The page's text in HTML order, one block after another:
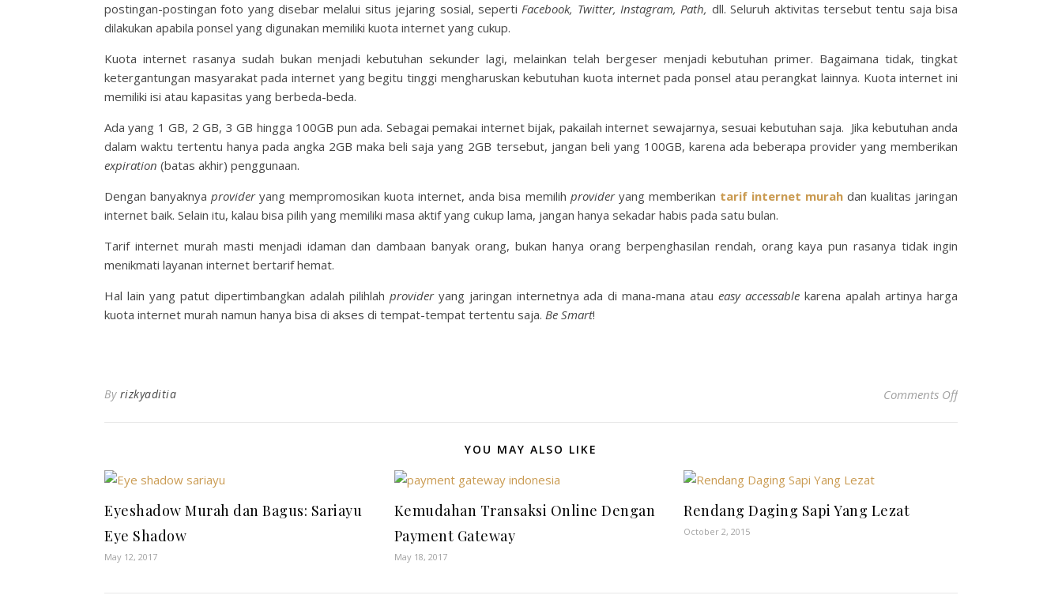
postingan-postingan foto yang disebar melalui situs jejaring sosial, sepertiFacebook, Twitter, Instagram, Path, dll. Seluruh aktivitas tersebut tentu saja bisa
dilakukan apabila ponsel yang digunakan memiliki kuota internet yang cukup.
Kuota internet rasanya sudah bukan menjadi kebutuhan sekunder lagi, melainkan telah bergeser menjadi kebutuhan primer. Bagaimana tidak, tingkat
ketergantungan masyarakat pada internet yang begitu tinggi mengharuskan kebutuhan kuota internet pada ponsel atau perangkat lainnya. Kuota internet ini
memiliki isi atau kapasitas yang berbeda-beda.
Ada yang 1 GB, 2 GB, 3 GB hingga 100GB pun ada. Sebagai pemakai internet bijak, pakailah internet sewajarnya, sesuai kebutuhan saja. Jika kebutuhan anda
dalam waktu tertentu hanya pada angka 2GB maka beli saja yang 2GB tersebut, jangan beli yang 100GB, karena ada beberapa provider yang memberikan
expiration (batas akhir) penggunaan.
Dengan banyaknyaprovideryang mempromosikan kuota internet, anda bisa memilih provider yang memberikan tarif internet murahdan kualitas jaringan
internet baik. Selain itu, kalau bisa pilih yang memiliki masa aktif yang cukup lama, jangan hanya sekadar habis pada satu bulan.
Tarif internet murah masti menjadi idaman dan dambaan banyak orang, bukan hanya orang berpenghasilan rendah, orang kaya pun rasanya tidak ingin
menikmati layanan internet bertarif hemat.
Hal lain yang patut dipertimbangkan adalah pilihlah provider yang jaringan internetnya ada di mana-mana ataueasy accessable karena apalah artinya harga
kuota internet murah namun hanya bisa di akses di tempat-tempat tertentu saja. Be Smart!
By rizkyaditia Comments Offon Cerdas Memilih
YOU MAY ALSO LIKE
Eyeshadow Murah dan Bagus: Sariayu
Eye Shadow
May 12, 2017
Kemudahan Transaksi Online Dengan
Payment Gateway
May 18, 2017
Rendang Daging Sapi Yang Lezat
October 2, 2015